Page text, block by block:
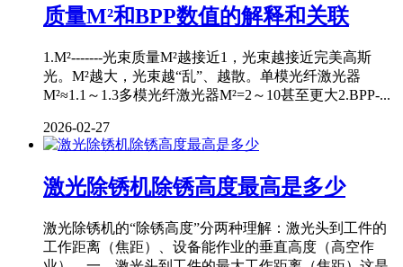
质量M²和BPP数值的解释和关联
1.M²-------光束质量M²越接近1，光束越接近完美高斯
光。M²越大，光束越“乱”、越散。单模光纤激光器
M²≈1.1～1.3多模光纤激光器M²=2～10甚至更大2.BPP-...
2026-02-27
激光除锈机除锈高度最高是多少
激光除锈机的“除锈高度”分两种理解：激光头到工件的
工作距离（焦距）、设备能作业的垂直高度（高空作